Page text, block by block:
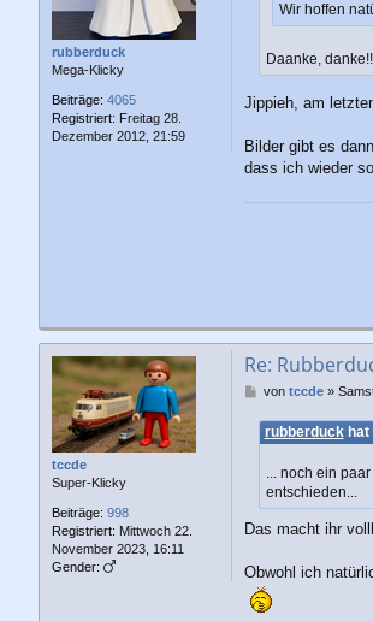
rubberduck
Mega-Klicky
Beiträge: 4065
Registriert: Freitag 28.
Dezember 2012, 21:59
Wir hoffen
Daanke,
Jippieh, am
Bilder gibt es
dass ich wieder
tccde
Super-Klicky
Beiträge: 998
Registriert: Mittwoch 22.
November 2023, 16:11
Gender:
Re:
B
i
t
von tccde»
rubberduckhat
... noch ein
entschieden...
Das macht ihr
Obwohl ich